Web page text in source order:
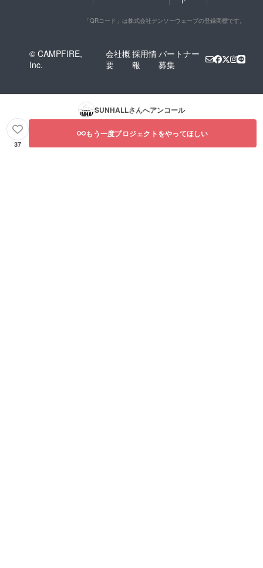
「QRコード」は株式会社デンソーウェーブの登録商標です。
© CAMPFIRE,
Inc.
会社概
要
採用情
報
パートナー
募集
SUNHALLさんへアンコール
37
もう一度プロジェクトをやってほしい